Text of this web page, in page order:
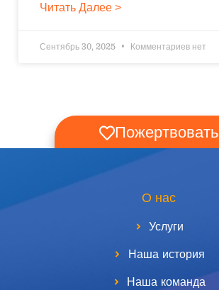
Читать Далее >
Сентябрь 30, 2025 Комментариев нет
Пожертвовать
О нас
Услуги
Наша история
Наша команда